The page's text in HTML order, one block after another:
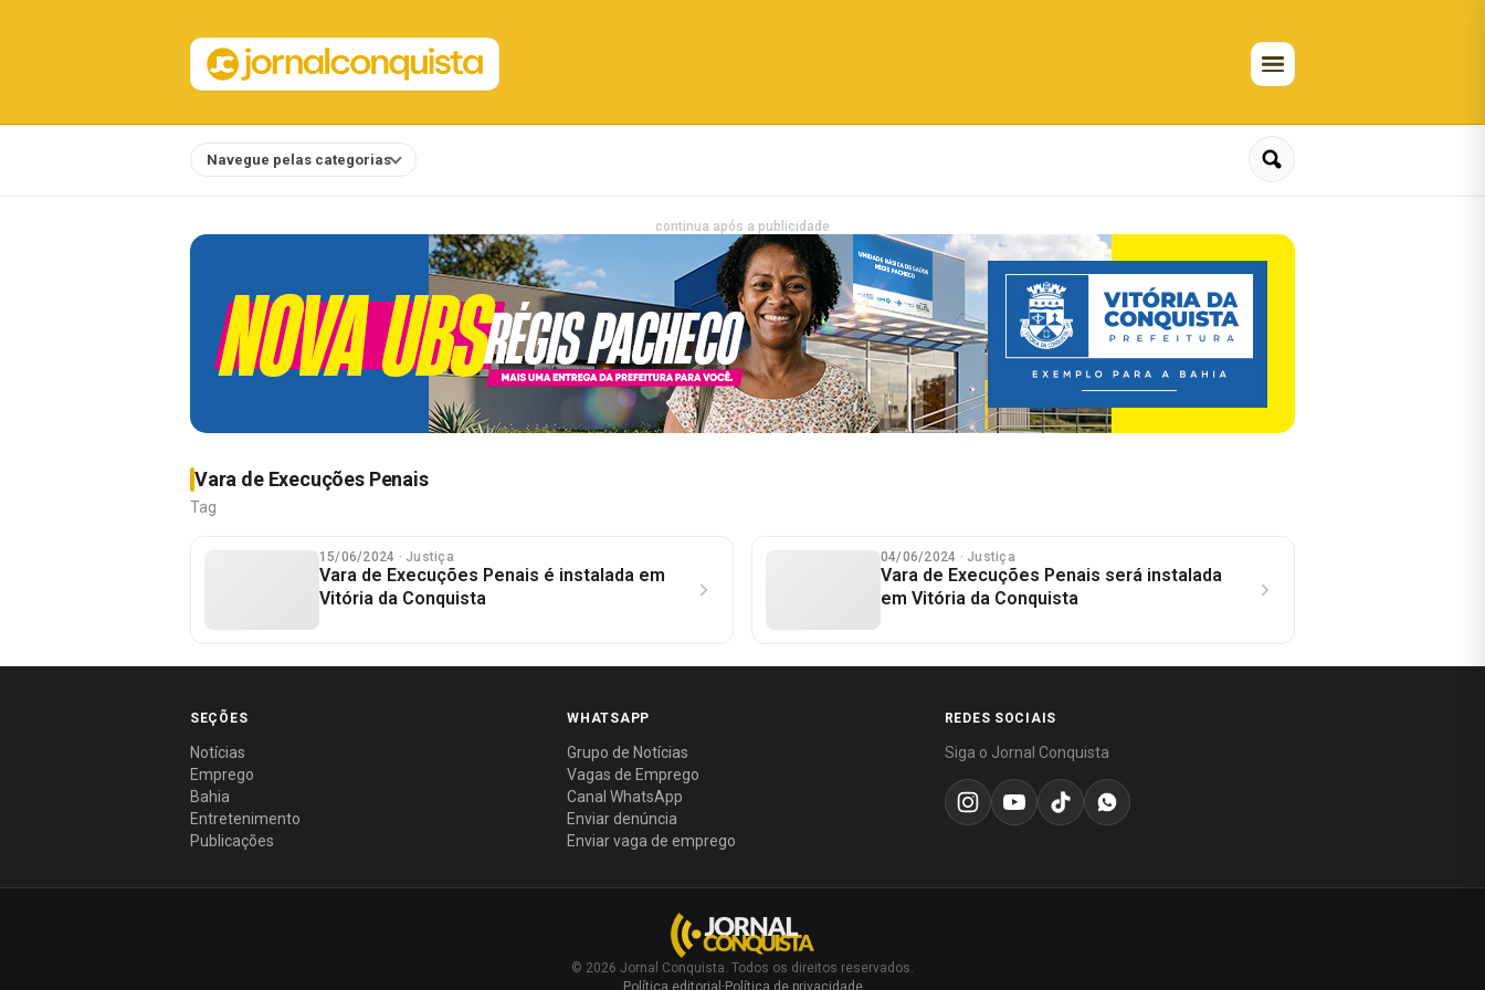
Navegue pelas categorias
continua após a publicidade
Vara de Execuções Penais
Tag
15/06/2024 · Justiça
Vara de Execuções Penais é instalada em
Vitória da Conquista
04/06/2024 · Justiça
Vara de Execuções Penais será instalada
em Vitória da Conquista
SEÇÕES
Notícias
Emprego
Bahia
Entretenimento
Publicações
WHATSAPP
Grupo de Notícias
Vagas de Emprego
Canal WhatsApp
Enviar denúncia
Enviar vaga de emprego
REDES SOCIAIS
Siga o Jornal Conquista
© 2026 Jornal Conquista. Todos os direitos reservados.
Política editorial · Política de privacidade